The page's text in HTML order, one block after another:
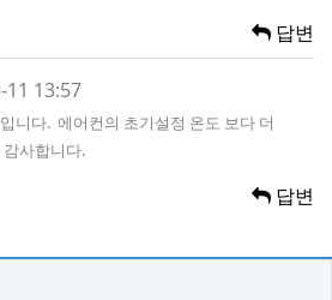
답변
11 13:57
니다. 에어컨의 초기설정 온도 보다 더
사합니다.
답변